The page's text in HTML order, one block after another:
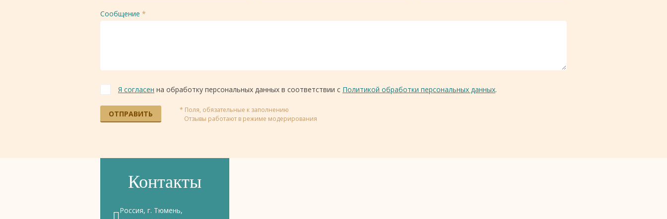
Сообщение *
Я согласен на обработку персональных данных в соответствии с Политикой обработки персональных данных.
ОТПРАВИТЬ
* Поля, обязательные к заполнению
Отзывы работают в режиме модерирования
Контакты
Россия, г. Тюмень,